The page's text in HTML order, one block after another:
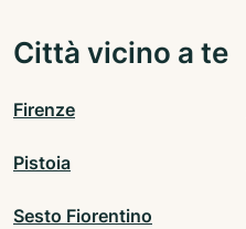
Città vicino a te
Firenze
Pistoia
Sesto Fiorentino